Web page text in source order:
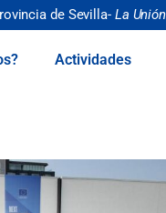
de Sevilla- La
Actividades